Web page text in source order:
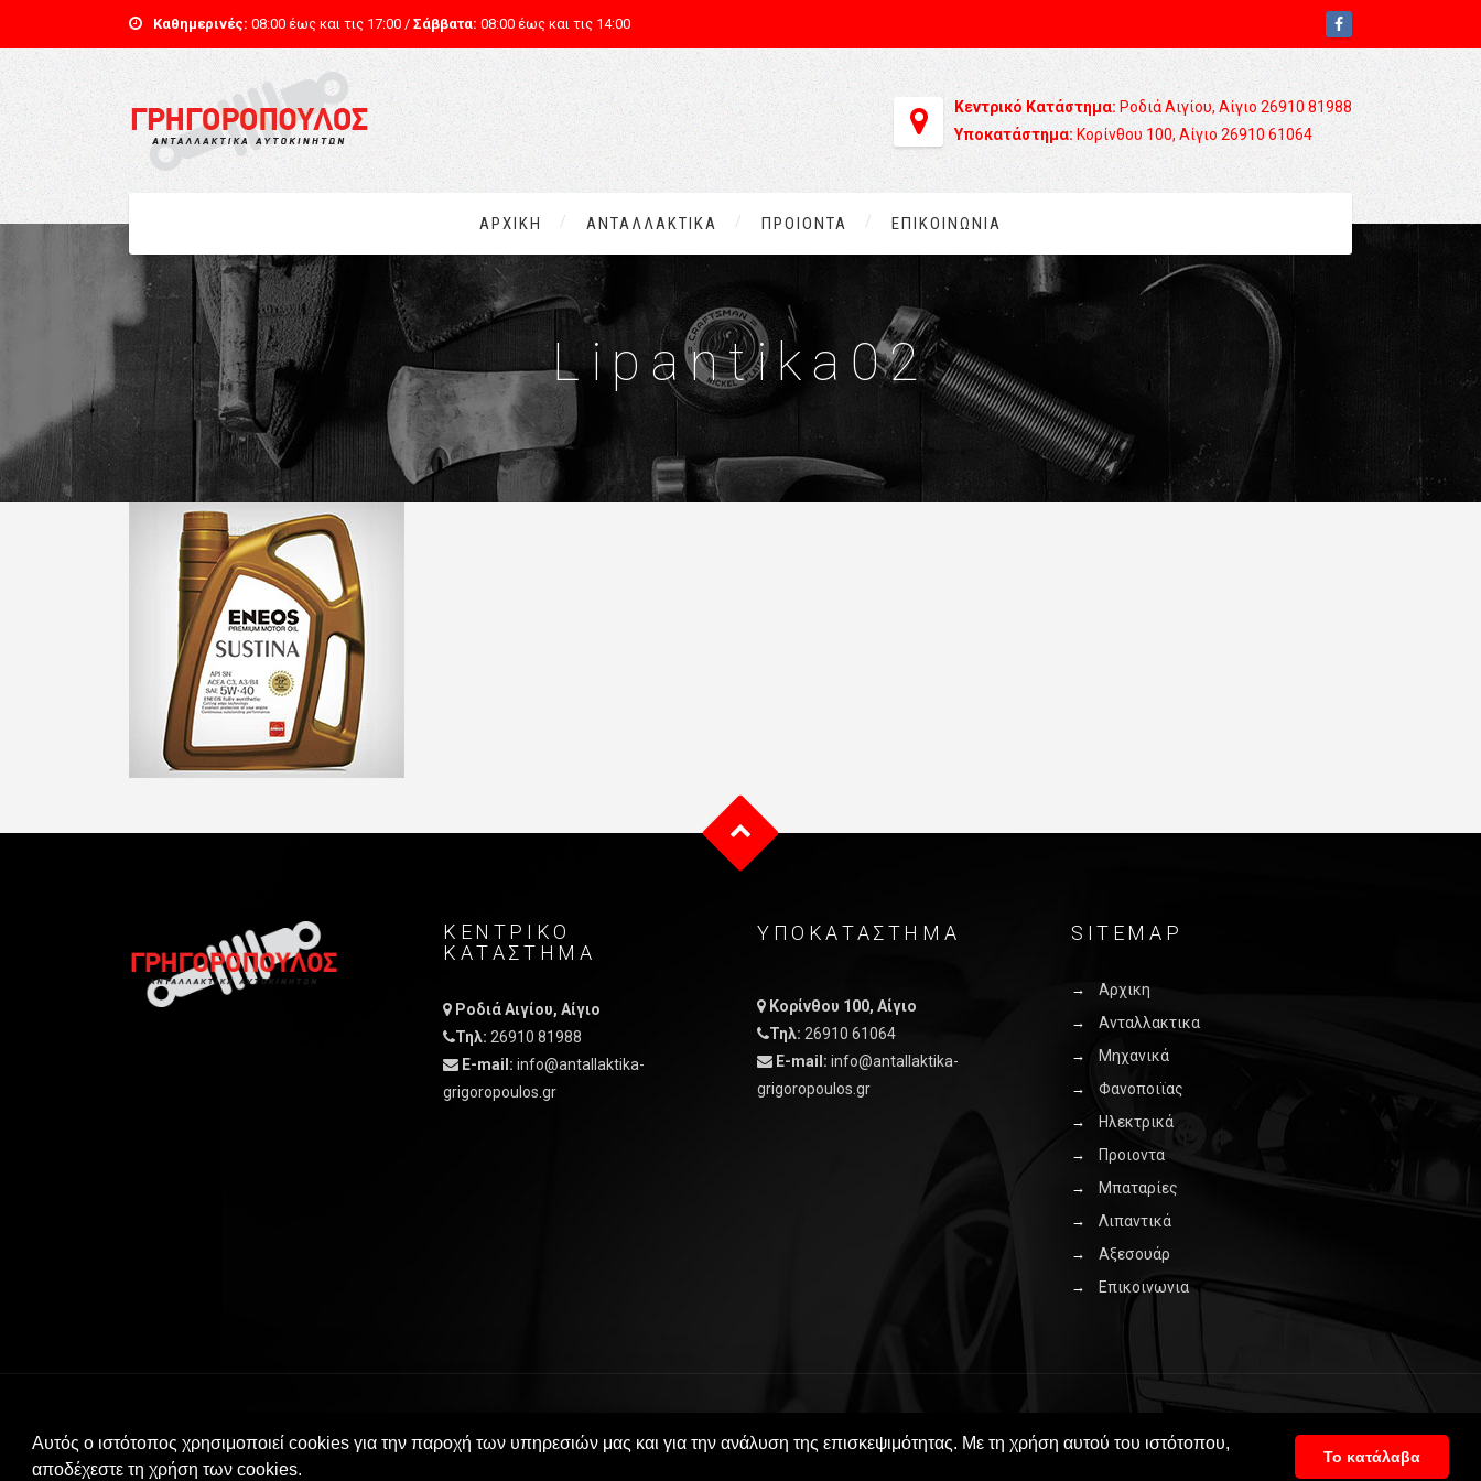
Αυτός ο ιστότοπος χρησιμοποιεί cookies για την παροχή των υπηρεσιών μας και για την ανάλυση της επισκεψιμότητας. Με τη χρήση αυτού του ιστότοπου,
αποδέχεστε τη χρήση των cookies.
Το κατάλαβα
Καθημερινές: 08:00 έως και τις 17:00 / Σάββατα: 08:00 έως και τις 14:00
Κεντρικό Κατάστημα: Ροδιά Αιγίου, Αίγιο 26910 81988
Υποκατάστημα:Κορίνθου 100, Αίγιο 26910 61064
ΑΡΧΙΚΗ ΑΝΤΑΛΛΑΚΤΙΚΑ ΠΡΟΙΟΝΤΑ ΕΠΙΚΟΙΝΩΝΙΑ
Lipantika02
ΚΕΝΤΡΙΚO
ΚΑΤAΣΤΗΜΑ
Ροδιά Αιγίου, Αίγιο
Τηλ: 26910 81988
E-mail: info@antallaktika-
grigoropoulos.gr
ΥΠΟΚΑΤΑΣΤΗΜΑ
Κορίνθου 100, Αίγιο
Τηλ: 26910 61064
E-mail: info@antallaktika-
grigoropoulos.gr
SITEMAP
Αρχικη
Ανταλλακτικα
Μηχανικά
Φανοποιϊας
Ηλεκτρικά
Προιοντα
Μπαταρίες
Λιπαντικά
Αξεσουάρ
Επικοινωνια
© 2017 antallaktika-grigoropoulos.gr All rights reserved. Powered By